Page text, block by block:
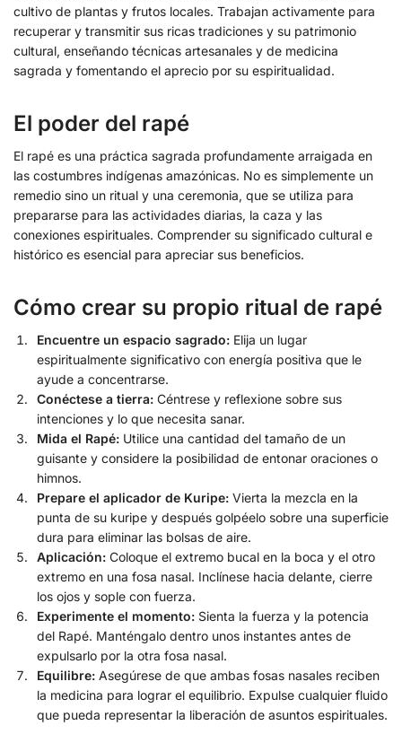
cultivo de plantas y frutos locales. Trabajan activamente para
recuperar y transmitir sus ricas tradiciones y su patrimonio
cultural, enseñando técnicas artesanales y de medicina
sagrada y fomentando el aprecio por su espiritualidad.
El poder del rapé
El rapé es una práctica sagrada profundamente arraigada en
las costumbres indígenas amazónicas. No es simplemente un
remedio sino un ritual y una ceremonia, que se utiliza para
prepararse para las actividades diarias, la caza y las
conexiones espirituales. Comprender su significado cultural e
histórico es esencial para apreciar sus beneficios.
Cómo crear su propio ritual de rapé
Encuentre un espacio sagrado: Elija un lugar
espiritualmente significativo con energía positiva que le
ayude a concentrarse.
Conéctese a tierra: Céntrese y reflexione sobre sus
intenciones y lo que necesita sanar.
Mida el Rapé: Utilice una cantidad del tamaño de un
guisante y considere la posibilidad de entonar oraciones o
himnos.
Prepare el aplicador de Kuripe: Vierta la mezcla en la
punta de su kuripe y después golpéelo sobre una superficie
dura para eliminar las bolsas de aire.
Aplicación: Coloque el extremo bucal en la boca y el otro
extremo en una fosa nasal. Inclínese hacia delante, cierre
los ojos y sople con fuerza.
Experimente el momento: Sienta la fuerza y la potencia
del Rapé. Manténgalo dentro unos instantes antes de
expulsarlo por la otra fosa nasal.
Equilibre: Asegúrese de que ambas fosas nasales reciben
la medicina para lograr el equilibrio. Expulse cualquier fluido
que pueda representar la liberación de asuntos espirituales.